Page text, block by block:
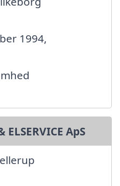
1994,
ELSERVICE ApS